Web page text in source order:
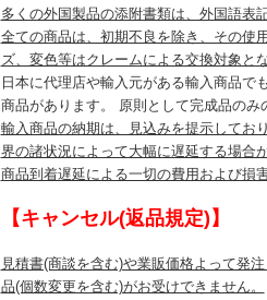
多くの外国製品の添附書類は、外国語表
全ての商品は、初期不良を除き、その使
ズ、変色等はクレームによる交換対象と
日本に代理店や輸入元がある輸入商品で
商品があります。 原則として完成品のみ
輸入商品の納期は、見込みを提示してお
界の諸状況によって大幅に遅延する場合
商品到着遅延による一切の費用および損
【キャンセル(返品規定)】
見積書(商談を含む)や業販価格よって発
品(個数変更を含む)がお受けできません。